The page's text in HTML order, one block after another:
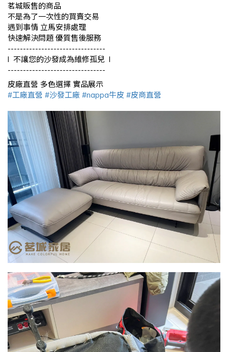
茗城販售的商品
不是為了一次性的買賣交易
遇到事情 立馬安排處理
快速解決問題 優質售後服務
--------------------------------
l 不讓您的沙發成為維修孤兒 l
--------------------------------
皮廠直營 多色選擇 實品展示
#工廠直營 #沙發工廠 #nappa牛皮 #皮商直營